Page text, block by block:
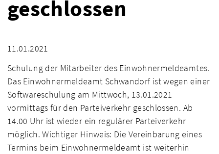
geschlossen
11.01.2021
Schulung der Mitarbeiter des Einwohnermeldeamtes.
Das Einwohnermeldeamt Schwandorf ist wegen einer
Softwareschulung am Mittwoch, 13.01.2021
vormittags für den Parteiverkehr geschlossen. Ab
14.00 Uhr ist wieder ein regulärer Parteiverkehr
möglich. Wichtiger Hinweis: Die Vereinbarung eines
Termins beim Einwohnermeldeamt ist weiterhin